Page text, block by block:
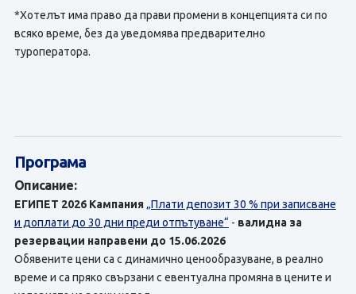
*Хотелът има право да прави промени в концепцията си по
всяко време, без да уведомява предварително
туроператора.
Програма
Описание:
ЕГИПЕТ 2026 Кампания „Плати депозит 30 % при записване
и доплати до 30 дни преди отпътуване“ - валидна за
резервации направени до 15.06.2026
Обявените цени са с динамично ценообразуване, в реално
време и са пряко свързани с евентуална промяна в цените и